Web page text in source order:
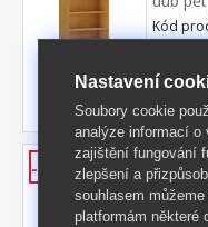
Kód
5 699
-35%
-54%
dub /
Nastavení
Soubory cookie
analýze informací o
zajištění fungování
zlepšení a
souhlasem
platformám některé